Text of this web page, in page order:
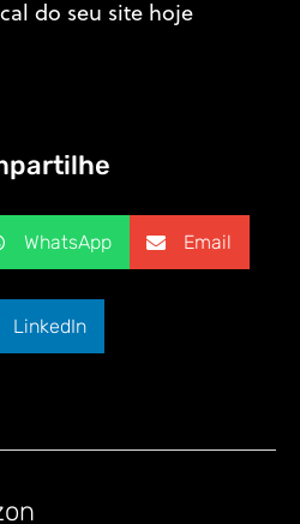
do seu site hoje
WhatsApp Email
LinkedIn